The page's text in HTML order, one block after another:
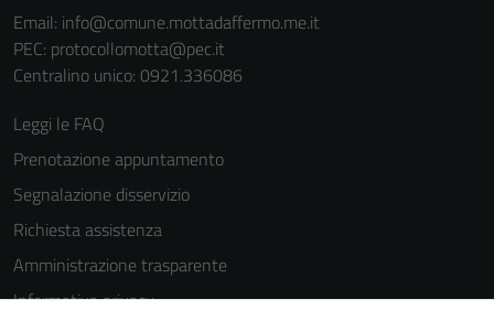
Email: info@comune.mottadaffermo.me.it
PEC: protocollomotta@pec.it
Centralino unico: 0921.336086
Leggi le FAQ
Prenotazione appuntamento
Segnalazione disservizio
Richiesta assistenza
Amministrazione trasparente
Informativa privacy
per il